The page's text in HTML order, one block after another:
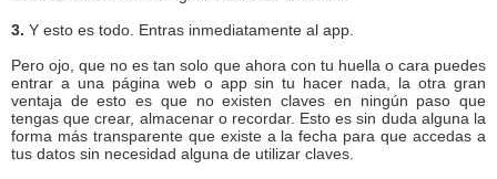
3. Y esto es todo. Entras inmediatamente al app.
Pero ojo, que no es tan solo que ahora con tu huella o cara puedes
entrar a una página web o app sin tu hacer nada, la otra gran
ventaja de esto es que no existen claves en ningún paso que
tengas que crear, almacenar o recordar. Esto es sin duda alguna la
forma más transparente que existe a la fecha para que accedas a
tus datos sin necesidad alguna de utilizar claves.